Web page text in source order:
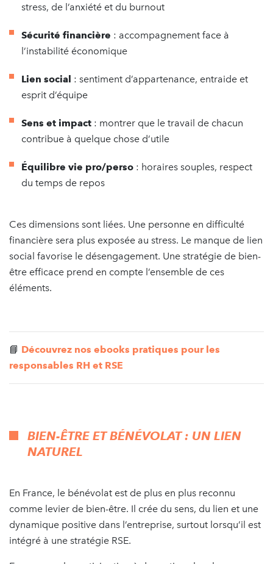
stress, de l’anxiété et du burnout
Sécurité financière : accompagnement face à
l’instabilité économique
Lien social : sentiment d’appartenance, entraide et
esprit d’équipe
Sens et impact : montrer que le travail de chacun
contribue à quelque chose d’utile
Équilibre vie pro/perso : horaires souples, respect
du temps de repos
Ces dimensions sont liées. Une personne en difficulté
financière sera plus exposée au stress. Le manque de lien
social favorise le désengagement. Une stratégie de bien-
être efficace prend en compte l’ensemble de ces
éléments.
📘 Découvrez nos ebooks pratiques pour les
responsables RH et RSE
BIEN-ÊTRE ET BÉNÉVOLAT : UN LIEN
NATUREL
En France, le bénévolat est de plus en plus reconnu
comme levier de bien-être. Il crée du sens, du lien et une
dynamique positive dans l’entreprise, surtout lorsqu’il est
intégré à une stratégie RSE.